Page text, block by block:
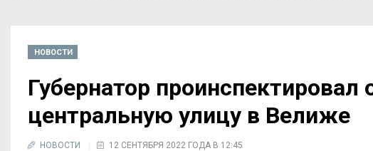
НОВОСТИ
Губернатор
центральную улицу в Велиже
НОВОСТИ 12 СЕНТЯБРЯ 2022 ГОДА В 12:45